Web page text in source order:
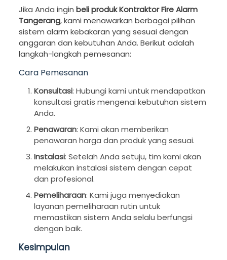
Jika Anda ingin beli produk Kontraktor Fire Alarm
Tangerang, kami menawarkan berbagai pilihan
sistem alarm kebakaran yang sesuai dengan
anggaran dan kebutuhan Anda. Berikut adalah
langkah-langkah pemesanan:
Cara Pemesanan
Konsultasi: Hubungi kami untuk mendapatkan
konsultasi gratis mengenai kebutuhan sistem
Anda.
Penawaran: Kami akan memberikan
penawaran harga dan produk yang sesuai.
Instalasi: Setelah Anda setuju, tim kami akan
melakukan instalasi sistem dengan cepat
dan profesional.
Pemeliharaan: Kami juga menyediakan
layanan pemeliharaan rutin untuk
memastikan sistem Anda selalu berfungsi
dengan baik.
Kesimpulan